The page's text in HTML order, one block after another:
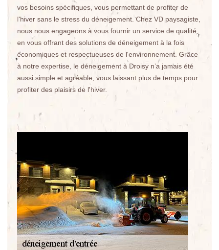
vos besoins spécifiques, vous permettant de profiter de
l'hiver sans le stress du déneigement. Chez VD paysagiste,
nous nous engageons à vous fournir un service de qualité,
en vous offrant des solutions de déneigement à la fois
économiques et respectueuses de l'environnement. Grâce
à notre expertise, le déneigement à Droisy n’a jamais été
aussi simple et agréable, vous laissant plus de temps pour
profiter des plaisirs de l'hiver.